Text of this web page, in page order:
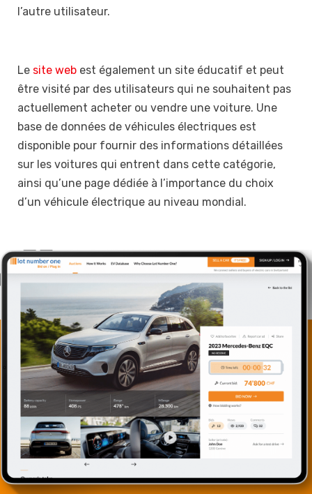
l’autre utilisateur.
Le site web est également un site éducatif et peut
être visité par des utilisateurs qui ne souhaitent pas
actuellement acheter ou vendre une voiture. Une
base de données de véhicules électriques est
disponible pour fournir des informations détaillées
sur les voitures qui entrent dans cette catégorie,
ainsi qu’une page dédiée à l’importance du choix
d’un véhicule électrique au niveau mondial.